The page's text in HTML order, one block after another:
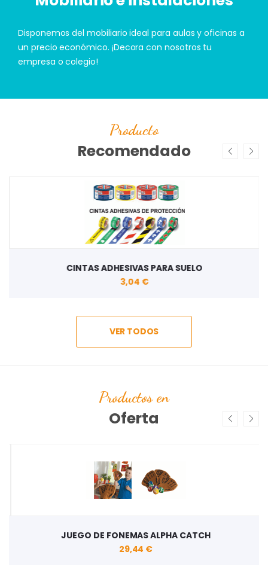
Disponemos del mobiliario ideal para aulas y oficinas a
un precio económico. ¡Decora con nosotros tu
empresa o colegio!
Producto
Recomendado
CINTAS ADHESIVAS PARA SUELO
3,04 €
VER TODOS
Productos en
Oferta
JUEGO DE FONEMAS ALPHA CATCH
29,44 €